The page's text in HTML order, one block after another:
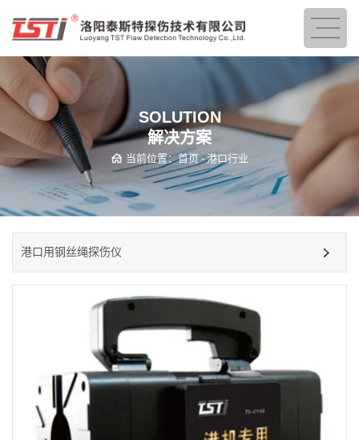
SOLUTION
解决方案
当前位置：首页-港口行业
港口用钢丝绳探伤仪